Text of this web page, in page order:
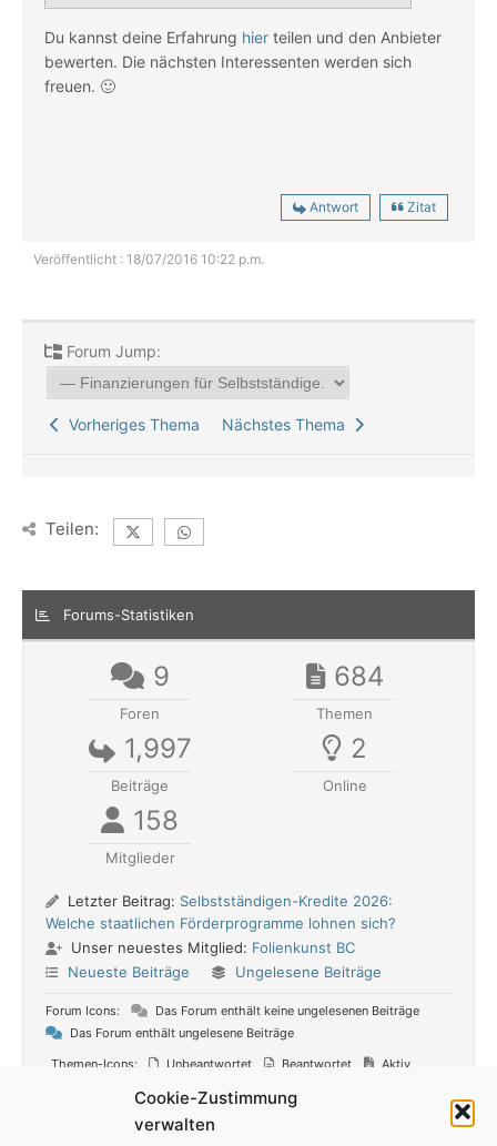
Cookie-Zustimmung
verwalten
Du kannst deine Erfahrung hier teilen und den Anbieter
bewerten. Die nächsten Interessenten werden sich
freuen. 🙂
Antwort Zitat
Veröffentlicht : 18/07/2016 10:22 p.m.
Forum Jump:
Vorheriges Thema Nächstes Thema
Teilen:
Forums-Statistiken
9
Foren
684
Themen
1,997
Beiträge
2
Online
158
Mitglieder
Letzter Beitrag: Selbstständigen-Kredite 2026:
Welche staatlichen Förderprogramme lohnen sich?
Unser neuestes Mitglied: Folienkunst BC
Neueste Beiträge
Ungelesene Beiträge
Forum Icons:
Das Forum enthält keine ungelesenen Beiträge
Das Forum enthält ungelesene Beiträge
Themen-Icons:
Unbeantwortet Beantwortet
Aktiv
Geschlossen